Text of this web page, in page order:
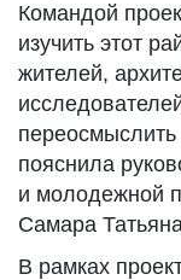
Командой
изучить этот
жителей,
переосмыслить
пояснила
и молодежной
Самара
В рамках